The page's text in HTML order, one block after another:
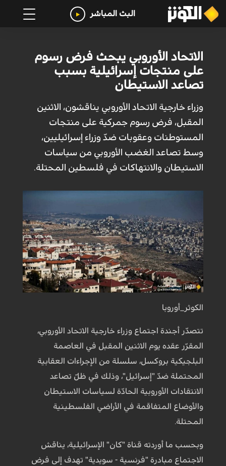
البث المباشر
الاتحاد الأوروبي يبحث فرض رسوم
على منتجات إسرائيلية بسبب
تصاعد الاستيطان
وزراء خارجية الاتحاد الأوروبي يناقشون، الاثنين
المقبل، فرض رسوم جمركية على منتجات
المستوطنات وعقوبات ضدّ وزراء إسرائيليين،
وسط تصاعد الغضب الأوروبي من سياسات
الاستيطان والانتهاكات في فلسطين المحتلة.
الكوثر_أوروبا
تتصدّر أجندة اجتماع وزراء خارجية الاتحاد الأوروبي،
المقرّر عقده يوم الاثنين المقبل في العاصمة
البلجيكية بروكسل، سلسلة من الإجراءات العقابية
المحتملة ضدّ "إسرائيل"، وذلك في ظلّ تصاعد
الانتقادات الأوروبية الحادّة لسياسات الاستيطان
والأوضاع المتفاقمة في الأراضي الفلسطينية
المحتلة.
وبحسب ما أوردته قناة "كان" الإسرائيلية، يناقش
الاجتماع مبادرة "فرنسية - سويدية" تهدف إلى فرض